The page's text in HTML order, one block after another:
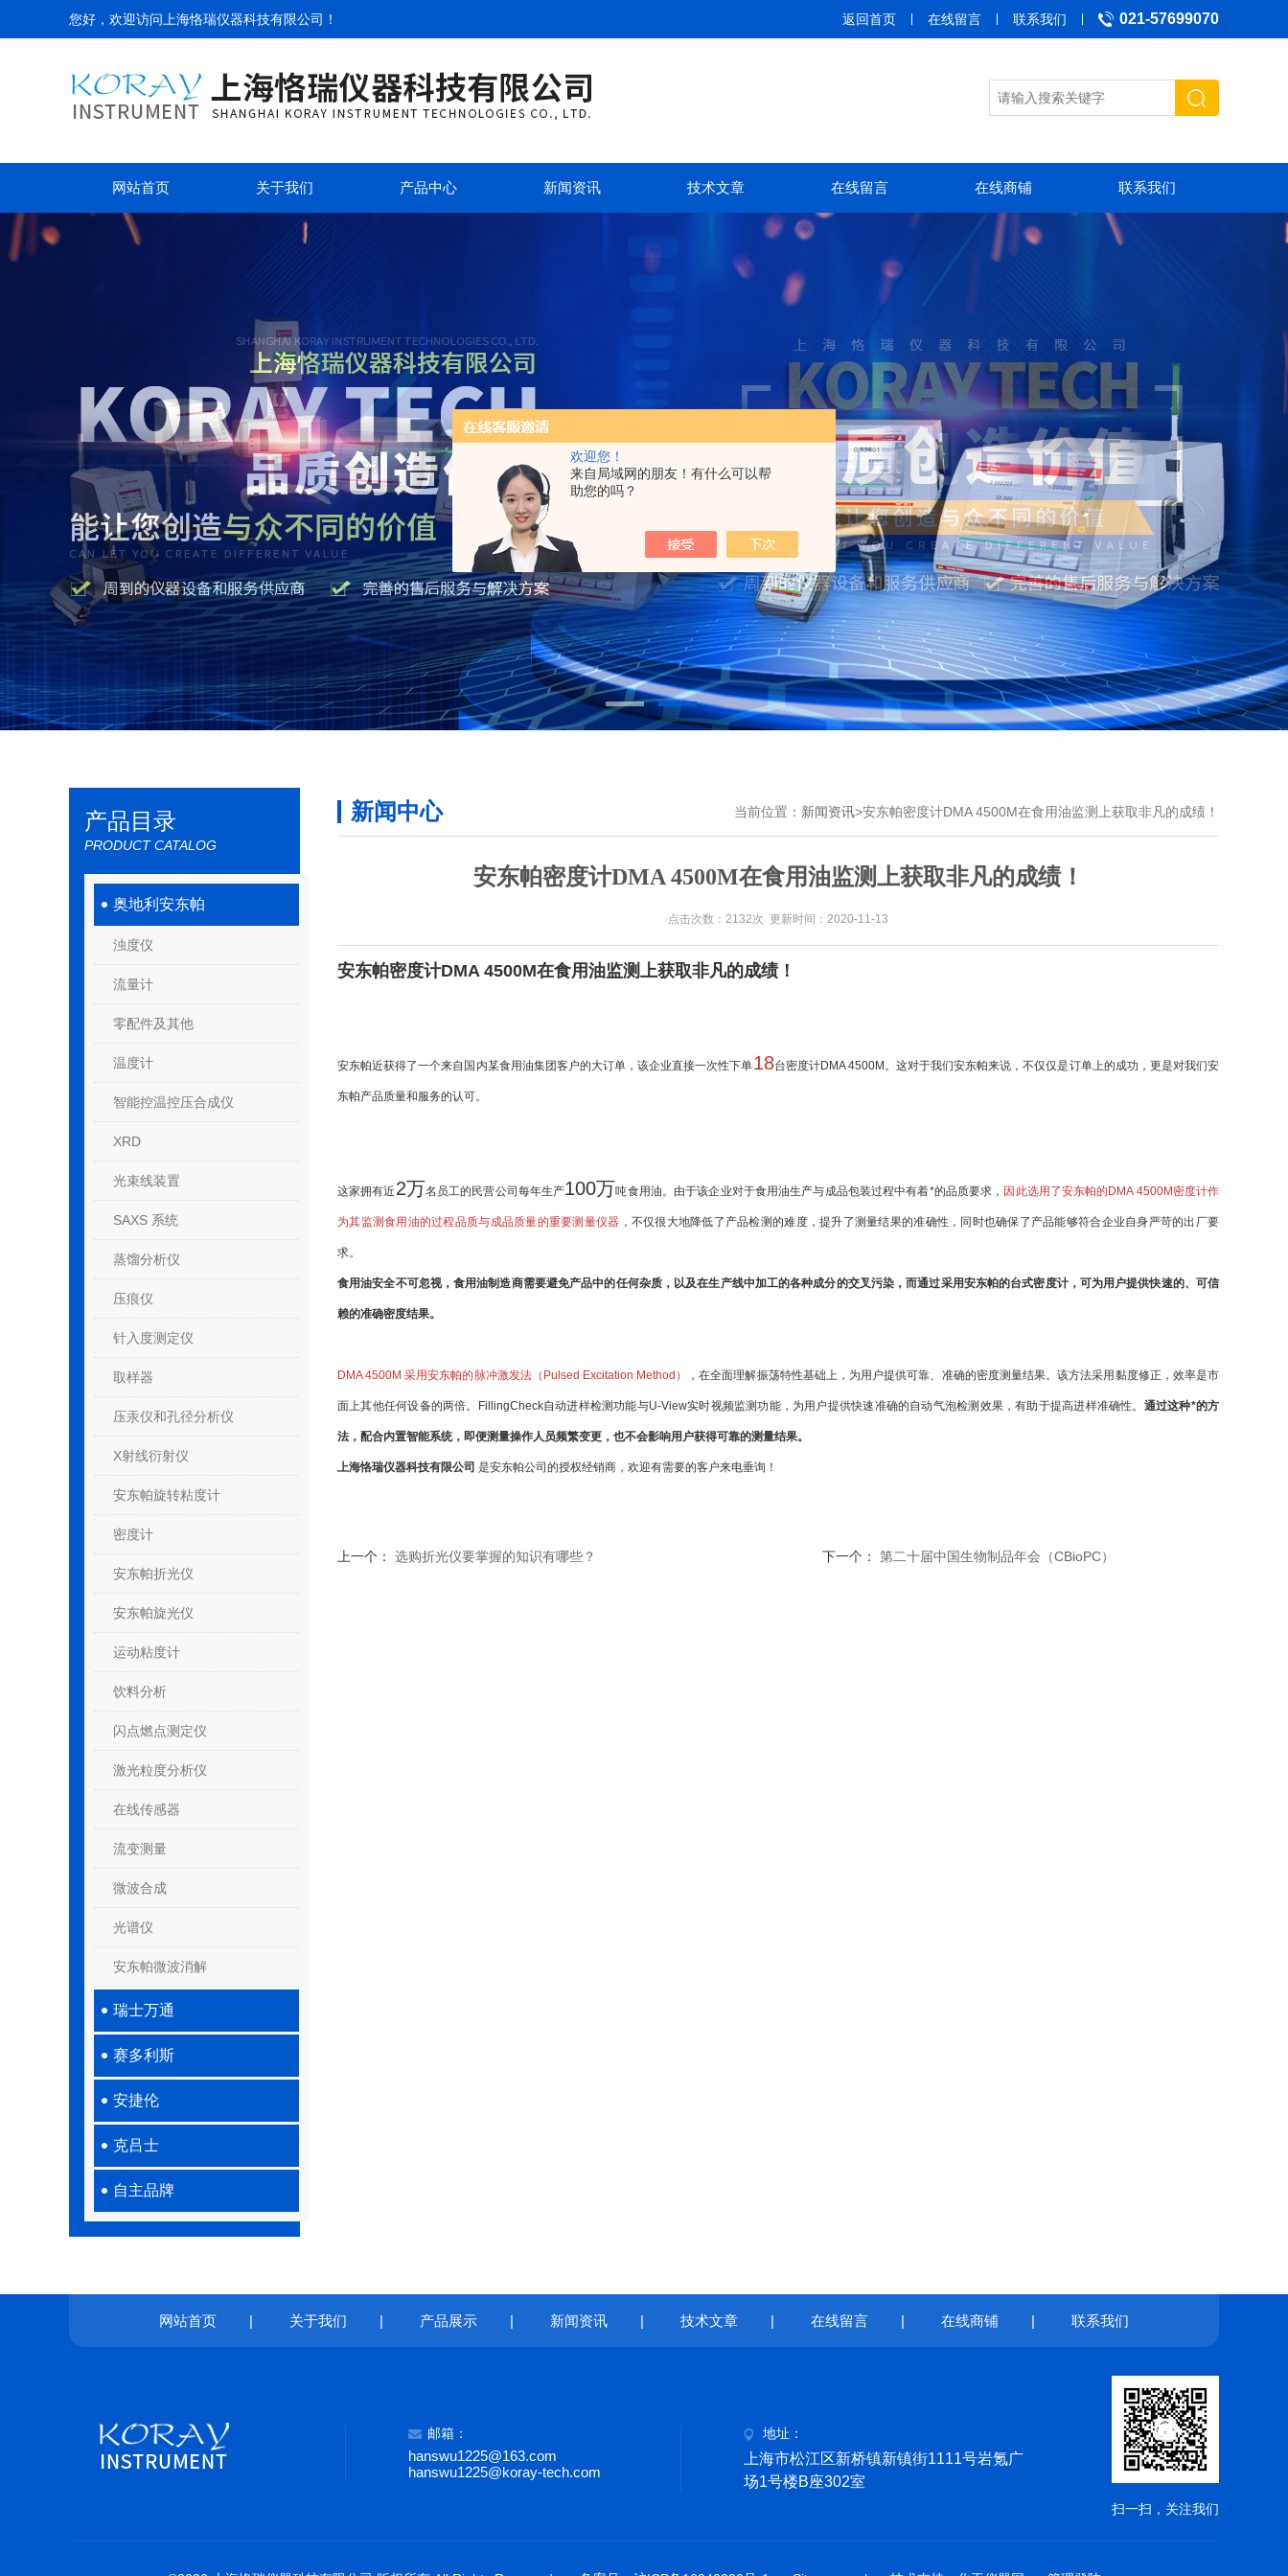
欢迎您！
来自局域网的朋友！有什么可以帮
助您的吗？
您好，欢迎访问 上海恪瑞仪器科技有限公司 ！ 021-57699070
返回首页 在线留言 联系我们
网站首页 关于我们 产品中心 新闻资讯 技术文章 在线留言 在线商铺 联系我们
产品目录
PRODUCT CATALOG
奥地利安东帕
浊度仪
流量计
零配件及其他
温度计
智能控温控压合成仪
XRD
光束线装置
SAXS 系统
蒸馏分析仪
压痕仪
针入度测定仪
取样器
压汞仪和孔径分析仪
X射线衍射仪
安东帕旋转粘度计
密度计
安东帕折光仪
安东帕旋光仪
运动粘度计
饮料分析
闪点燃点测定仪
激光粒度分析仪
在线传感器
流变测量
微波合成
光谱仪
安东帕微波消解
瑞士万通
赛多利斯
安捷伦
克吕士
自主品牌
新闻中心 当前位置： 新闻资讯>安东帕密度计DMA 4500M在食用油监测上获取非凡的成绩！
安东帕密度计DMA 4500M在食用油监测上获取非凡的成绩！
点击次数：2132次 更新时间：2020-11-13
安东帕密度计DMA 4500M在食用油监测上获取非凡的成绩！
安东帕近获得了一个来自国内某食用油集团客户的大订单，该企业直接一次性下单18台密度计DMA 4500M。这对于我们安东帕来说，不仅仅是订单上的成功，更是对我们安
东帕产品质量和服务的认可。
这家拥有近 2万名员工的民营公司每年生产100万吨食用油。由于该企业对于食用油生产与成品包装过程中有着*的品质要求， 因此选用了安东帕的DMA 4500M密度计作
为其监测食用油的过程品质与成品质量的重要测量仪器 ，不仅很大地降低了产品检测的难度，提升了测量结果的准确性，同时也确保了产品能够符合企业自身严苛的出厂要
求。
食用油安全不可忽视，食用油制造商需要避免产品中的任何杂质，以及在生产线中加工的各种成分的交叉污染，而通过采用安东帕的台式密度计，可为用户提供快速的、可信
赖的准确密度结果。
DMA 4500M 采用安东帕的脉冲激发法（Pulsed Excitation Method） ，在全面理解振荡特性基础上，为用户提供可靠、准确的密度测量结果。该方法采用黏度修正，效率是市
面上其他任何设备的两倍。FillingCheck自动进样检测功能与U-View实时视频监测功能，为用户提供快速准确的自动气泡检测效果，有助于提高进样准确性。 通过这种*的方
法，配合内置智能系统，即便测量操作人员频繁变更，也不会影响用户获得可靠的测量结果。
上海恪瑞仪器科技有限公司 是安东帕公司的授权经销商，欢迎有需要的客户来电垂询！
上一个： 选购折光仪要掌握的知识有哪些？ 下一个： 第二十届中国生物制品年会（CBioPC）
网站首页 | 关于我们 | 产品展示 | 新闻资讯 | 技术文章 | 在线留言 | 在线商铺 | 联系我们
邮箱：
hanswu1225@163.com
hanswu1225@koray-tech.com
地址：
上海市松江区新桥镇新镇街1111号岩氪广
场1号楼B座302室
扫一扫，关注我们